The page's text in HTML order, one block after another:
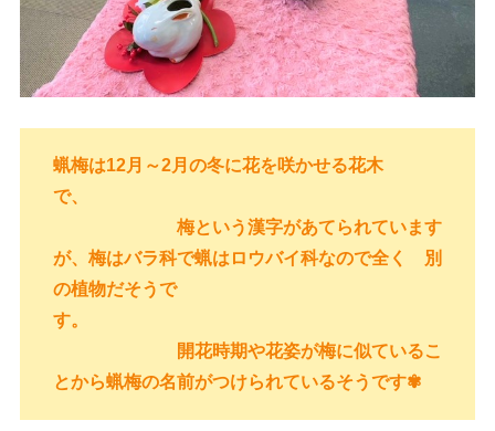
蝋梅は12月～2月の冬に花を咲かせる花木
で、
梅という漢字があてられています
が、梅はバラ科で蝋はロウバイ科なので全く 別
の植物だそうで
す。
開花時期や花姿が梅に似ているこ
とから蝋梅の名前がつけられているそうです✾